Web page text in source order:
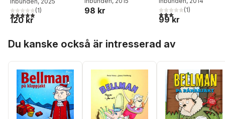
5,0utav 5 stjärnor. Totalt antal röster:
(1)
120 kr
98 kr
3,0utav 5 stjärnor.
(1)
99 kr
Du kanske också är intresserad av